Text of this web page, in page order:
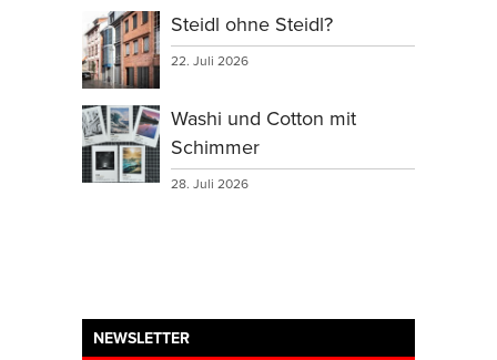
Steidl ohne Steidl?
22. Juli 2026
Washi und Cotton mit
Schimmer
28. Juli 2026
NEWSLETTER